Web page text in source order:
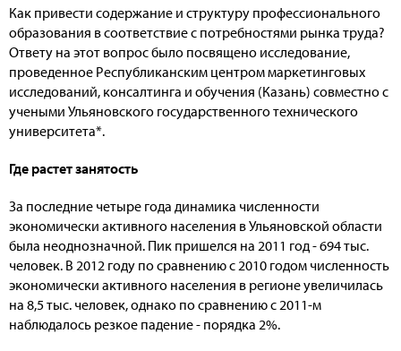
Как привести содержание и структуру профессионального
образования в соответствие с потребностями рынка труда?
Ответу на этот вопрос было посвящено исследование,
проведенное Республиканским центром маркетинговых
исследований, консалтинга и обучения (Казань) совместно с
учеными Ульяновского государственного технического
университета*.
Где растет занятость
За последние четыре года динамика численности
экономически активного населения в Ульяновской области
была неоднозначной. Пик пришелся на 2011 год - 694 тыс.
человек. В 2012 году по сравнению с 2010 годом численность
экономически активного населения в регионе увеличилась
на 8,5 тыс. человек, однако по сравнению с 2011-м
наблюдалось резкое падение - порядка 2%.